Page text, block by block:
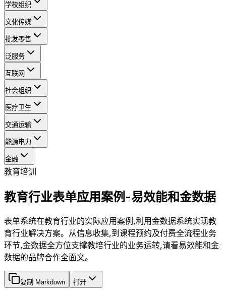
学校组织
文化传媒
批发零售
泛服务
互联网
社会组织
医疗卫生
交通运输
能源电力
金融
教育培训
教育行业表单应用案例-易效能和金数据
表单系统在教育行业的实际应用案例,利用金数据系统实现教
育行业解决方案。从信息收集,到课程预约及付费全流程业务
环节,金数据全方位支撑教培行业的业务运转,请看易效能和金
数据的品牌合作全面文。
复制 Markdown 打开